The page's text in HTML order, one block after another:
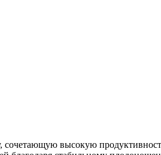
сочетающую высокую